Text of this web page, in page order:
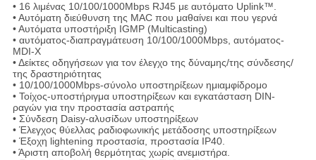
• 16 λιμένας 10/100/1000Mbps RJ45 με αυτόματο Uplink™.
• Αυτόματη διεύθυνση της MAC που μαθαίνει και που γερνά
• Αυτόματα υποστήριξη IGMP (Multicasting)
• αυτόματος-διαπραγμάτευση 10/100/1000Mbps, αυτόματος-
MDI-Χ
• Δείκτες οδηγήσεων για τον έλεγχο της δύναμης/της σύνδεσης/
της δραστηριότητας
• 10/100/1000Mbps-σύνολο υποστηρίξεων ημιαμφίδρομο
• Τοίχος-υποστήριγμα υποστηρίξεων και εγκατάσταση DIN-
ραγών για την προστασία αστραπής
• Σύνδεση Daisy-αλυσίδων υποστηρίξεων
• Έλεγχος θύελλας ραδιοφωνικής μετάδοσης υποστηρίξεων
• Έξοχη lightening προστασία, προστασία IP40.
• Άριστη αποβολή θερμότητας χωρίς ανεμιστήρα.